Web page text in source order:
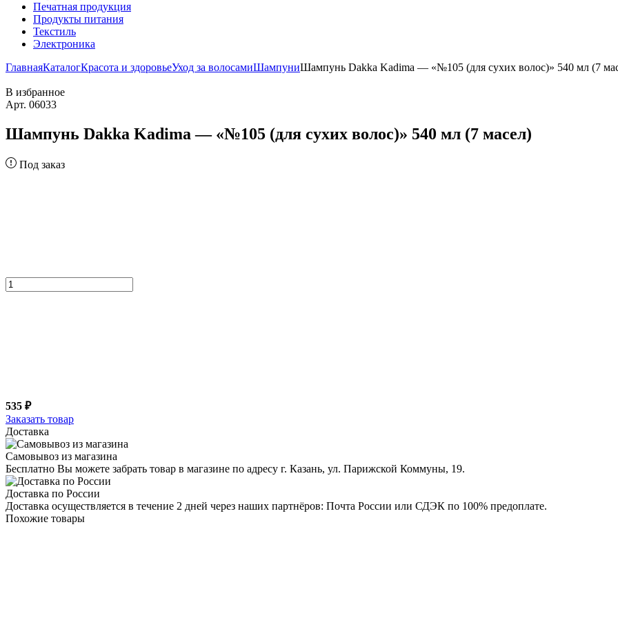
Печатная продукция
Продукты питания
Текстиль
Электроника
ГлавнаяКаталогКрасота и здоровьеУход за волосамиШампуниШампунь Dakka Kadima — «№105 (для сухих волос)» 540 мл (7
В избранное
Арт. 06033
Шампунь Dakka Kadima — «№105 (для сухих волос)» 540 мл (7 масел)
Под заказ
535 ₽
Заказать товар
Доставка
Самовывоз из магазина
Бесплатно Вы можете забрать товар в магазине по адресу г. Казань, ул. Парижской Коммуны, 19.
Доставка по России
Доставка осуществляется в течение 2 дней через наших партнёров: Почта России или СДЭК по 100% предоплате.
Похожие товары